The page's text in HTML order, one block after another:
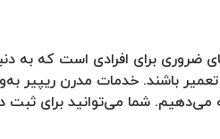
ضروری برای افرادی است که به
می‌دهیم. شما می‌توانید برای